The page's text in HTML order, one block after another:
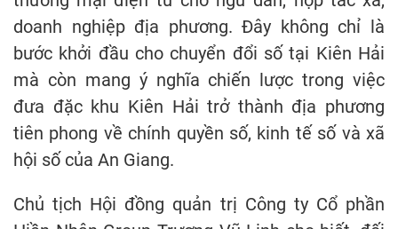
doanh nghiệp địa phương. Đây không chỉ là
bước khởi đầu cho chuyển đổi số tại Kiên Hải
mà còn mang ý nghĩa chiến lược trong việc
đưa đặc khu Kiên Hải trở thành địa phương
tiên phong về chính quyền số, kinh tế số và xã
hội số của An Giang.
Chủ tịch Hội đồng quản trị Công ty Cổ phần